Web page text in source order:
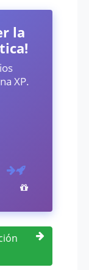
la
XP.